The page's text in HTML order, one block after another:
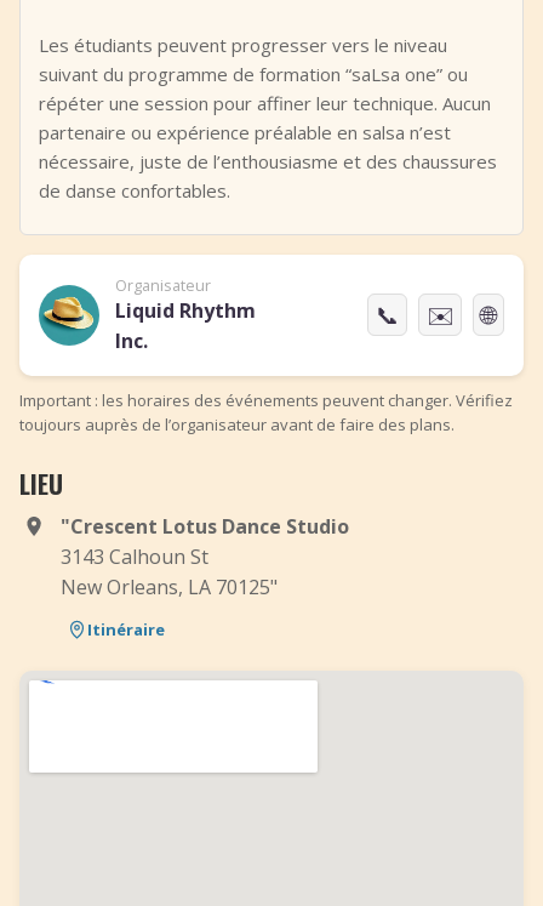
Les étudiants peuvent progresser vers le niveau
suivant du programme de formation “saLsa one” ou
répéter une session pour affiner leur technique. Aucun
partenaire ou expérience préalable en salsa n’est
nécessaire, juste de l’enthousiasme et des chaussures
de danse confortables.
Organisateur
Liquid Rhythm
Inc.
📞 ✉️ 🌐
Important : les horaires des événements peuvent changer. Vérifiez
toujours auprès de l’organisateur avant de faire des plans.
LIEU
"Crescent Lotus Dance Studio
3143 Calhoun St
New Orleans, LA 70125"
Itinéraire